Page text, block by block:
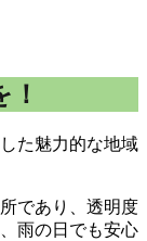
た魅力的な地域
であり、透明度
雨の日でも安心